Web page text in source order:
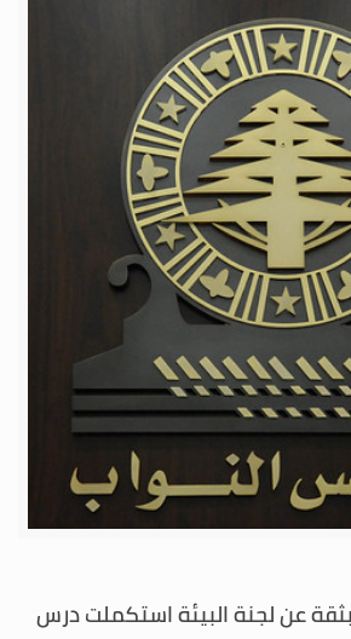
عن لجنة البيئة استكملت درس